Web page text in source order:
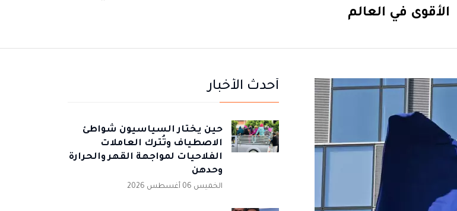
الأقوى في العالم
أحدث الأخبار
حين يختار السياسيون شواطئ
الاصطياف وتُترك العاملات
الفلاحيات لمواجهة القهر والحرارة
وحدهن
الخميس 06 أغسطس 2026